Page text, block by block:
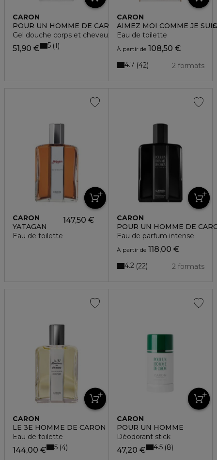
CARON
POUR UN HOMME DE CARON GEL DOUCHE CORPS ET
Gel douche corps et cheveux
51,90 € 5 1
CARON
AIMEZ MOI COMME JE SUIS
Eau de toilette
À partir de108,50 €
2 formats
4.7 42
CARON
YATAGAN
Eau de toilette
147,50 €
CARON
POUR UN HOMME DE
Eau de parfum intense
À partir de118,00 €
2 formats
4.2 22
CARON
LE 3E HOMME DE CARON
Eau de toilette
144,00 € 5 4
CARON
POUR UN HOMME
Déodorant stick
47,20 € 4.5 8